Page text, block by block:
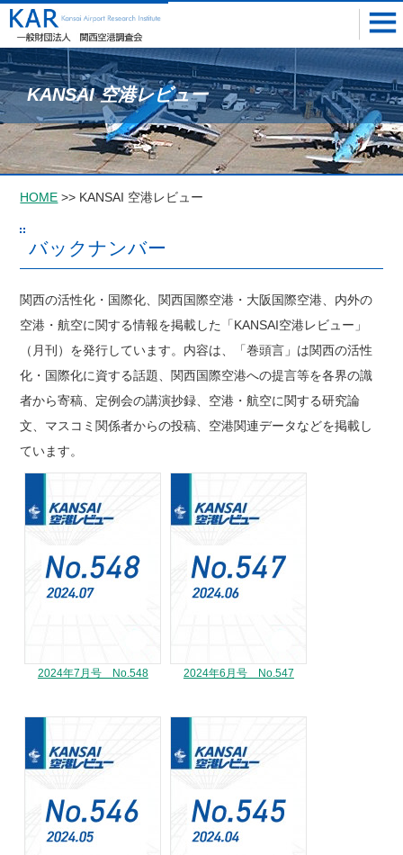
KANSAI 空港レビュー
HOME >> KANSAI 空港レビュー
バックナンバー
関西の活性化・国際化、関西国際空港・大阪国際空港、内外の
空港・航空に関する情報を掲載した「KANSAI空港レビュー」
（月刊）を発行しています。内容は、「巻頭言」は関西の活性
化・国際化に資する話題、関西国際空港への提言等を各界の識
者から寄稿、定例会の講演抄録、空港・航空に関する研究論
文、マスコミ関係者からの投稿、空港関連データなどを掲載し
ています。
2024年7月号 No.548 2024年6月号 No.547